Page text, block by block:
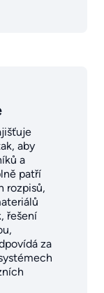
aby
a
patří
rozpisů,
řešení
za